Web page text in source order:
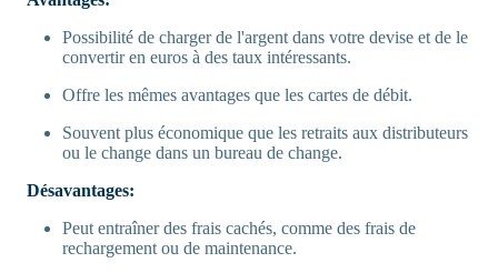
Possibilité de charger de l'argent dans votre devise et de le
convertir en euros à des taux intéressants.
Offre les mêmes avantages que les cartes de débit.
Souvent plus économique que les retraits aux distributeurs
ou le change dans un bureau de change.
Désavantages:
Peut entraîner des frais cachés, comme des frais de
rechargement ou de maintenance.